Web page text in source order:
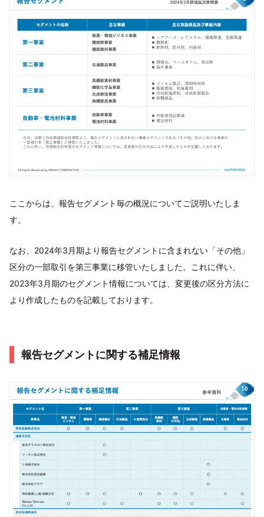
ここからは、報告セグメント毎の概況についてご説明いたしま
す。
なお、2024年3月期より報告セグメントに含まれない「その他」
区分の一部取引を第三事業に移管いたしました。これに伴い、
2023年3月期のセグメント情報については、変更後の区分方法に
より作成したものを記載しております。
報告セグメントに関する補足情報